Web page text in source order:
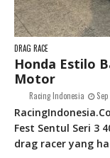
DRAG RACE
Honda Estilo
Motor
Racing Indonesia
Fest Sentul Seri 3
drag racer yang